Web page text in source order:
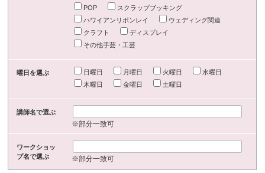
POP
スクラップブッキング
ハワイアンリボンレイ
ウェディング関連
クラフト
ディスプレイ
その他手芸・工芸
曜日を選ぶ 日曜日 月曜日 火曜日
水曜日
木曜日
金曜日 土曜日
講師名で選ぶ
※部分一致可
ワークショッ
プ名で選ぶ
※部分一致可